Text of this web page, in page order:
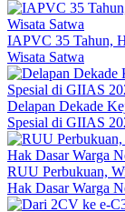
IAPVC 35 Tahun,
Wisata Satwa
Delapan Dekade
Spesial di GIIAS
RUU Perbukuan,
Hak Dasar Warga